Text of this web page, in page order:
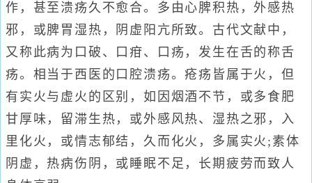
作，甚至溃疡久不愈合。多由心脾积热，外感热
邪，或脾胃湿热，阴虚阳亢所致。古代文献中，
又称此病为口破、口疳、口疡，发生在舌的称舌
疡。相当于西医的口腔溃疡。疮疡皆属于火，但
有实火与虚火的区别，如因烟酒不节，或多食肥
甘厚味，留滞生热，或外感风热、湿热之邪，入
里化火，或情志郁结，久而化火，多属实火;素体
阴虚，热病伤阴，或睡眠不足，长期疲劳而致人